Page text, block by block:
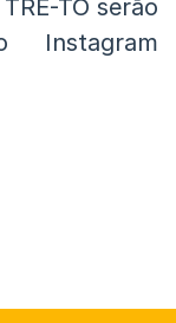
TO serão
Instagram